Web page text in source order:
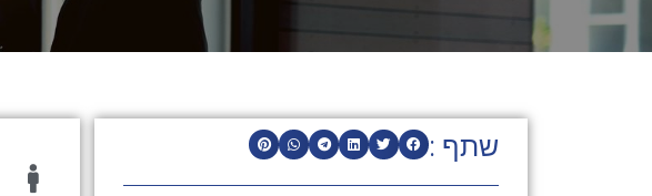
שתף :